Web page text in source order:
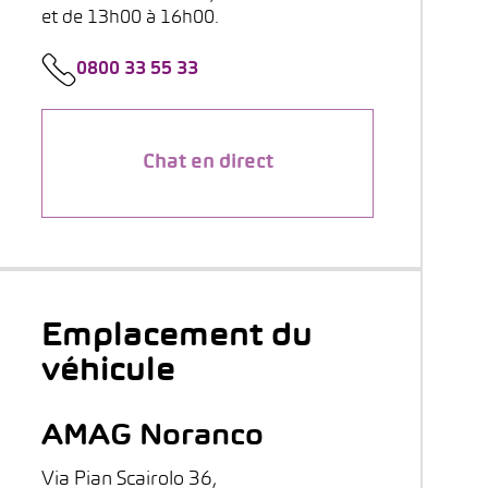
et de 13h00 à 16h00.
0800 33 55 33
Chat en direct
Emplacement du
véhicule
AMAG Noranco
Via Pian Scairolo 36,